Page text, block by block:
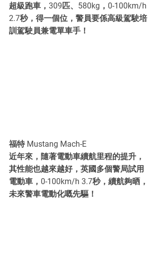
超級跑車，309匹、580kg，0-100km/h
2.7秒，得一個位，警員要係高級駕駛培
訓駕駛員兼電單車手！
福特 Mustang Mach-E
近年來，隨著電動車續航里程的提升，
其性能也越來越好，英國多個警局試用
電動車，0-100km/h 3.7秒，續航夠晒，
未來警車電動化嘅先驅！